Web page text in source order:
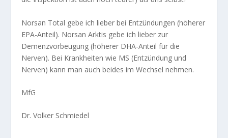
Norsan Total gebe ich lieber bei Entzündungen (höherer
EPA-Anteil). Norsan Arktis gebe ich lieber zur
Demenzvorbeugung (höherer DHA-Anteil für die
Nerven). Bei Krankheiten wie MS (Entzündung und
Nerven) kann man auch beides im Wechsel nehmen.
MfG
Dr. Volker Schmiedel